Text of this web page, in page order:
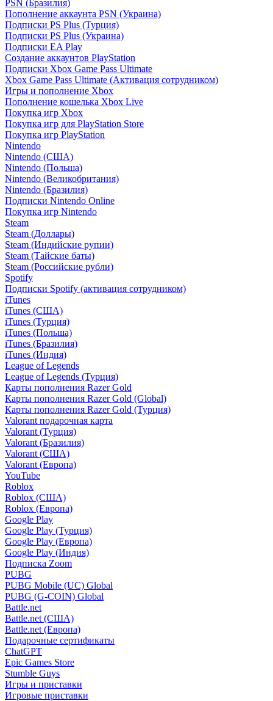
PSN (Бразилия)
Пополнение аккаунта PSN (Украина)
Подписки PS Plus (Турция)
Подписки PS Plus (Украина)
Подписки EA Play
Создание аккаунтов PlayStation
Подписки Xbox Game Pass Ultimate
Xbox Game Pass Ultimate (Активация сотрудником)
Игры и пополнение Xbox
Пополнение кошелька Xbox Live
Покупка игр Xbox
Покупка игр для PlayStation Store
Покупка игр PlayStation
Nintendo
Nintendo (США)
Nintendo (Польша)
Nintendo (Великобритания)
Nintendo (Бразилия)
Подписки Nintendo Online
Покупка игр Nintendo
Steam
Steam (Доллары)
Steam (Индийские рупии)
Steam (Тайские баты)
Steam (Российские рубли)
Spotify
Подписки Spotify (активация сотрудником)
iTunes
iTunes (США)
iTunes (Турция)
iTunes (Польша)
iTunes (Бразилия)
iTunes (Индия)
League of Legends
League of Legends (Турция)
Карты пополнения Razer Gold
Карты пополнения Razer Gold (Global)
Карты пополнения Razer Gold (Турция)
Valorant подарочная карта
Valorant (Турция)
Valorant (Бразилия)
Valorant (США)
Valorant (Европа)
YouTube
Roblox
Roblox (США)
Roblox (Европа)
Google Play
Google Play (Турция)
Google Play (Европа)
Google Play (Индия)
Подписка Zoom
PUBG
PUBG Mobile (UC) Global
PUBG (G-COIN) Global
Battle.net
Battle.net (США)
Battle.net (Европа)
Подарочные сертификаты
ChatGPT
Epic Games Store
Stumble Guys
Игры и приставки
Игровые приставки